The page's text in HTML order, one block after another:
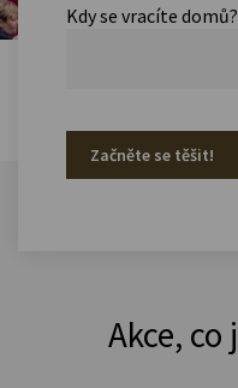
Kdy se vracíte domů?
Začněte se těšit!
Akce, co